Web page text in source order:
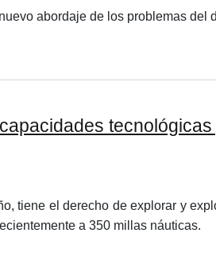
abordaje de los problemas
tiene el derecho de explorar y
a 350 millas náuticas.